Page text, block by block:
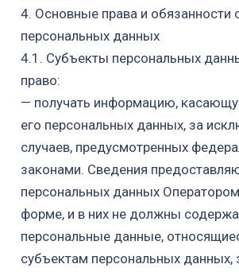
4. Основные права и обязанности
персональных данных
4.1. Субъекты персональных
право:
— получать информацию,
его персональных данных, за
случаев, предусмотренных
законами. Сведения
персональных данных
форме, и в них не должны
персональные данные,
субъектам персональных данных,